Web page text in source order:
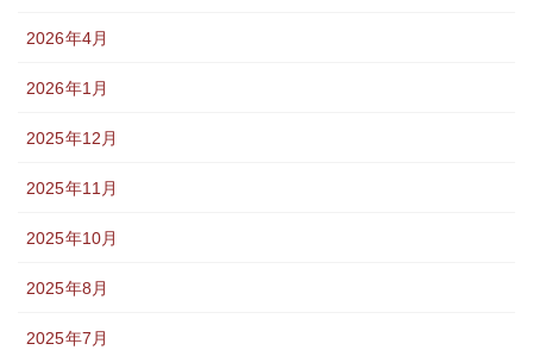
2026年4月
2026年1月
2025年12月
2025年11月
2025年10月
2025年8月
2025年7月